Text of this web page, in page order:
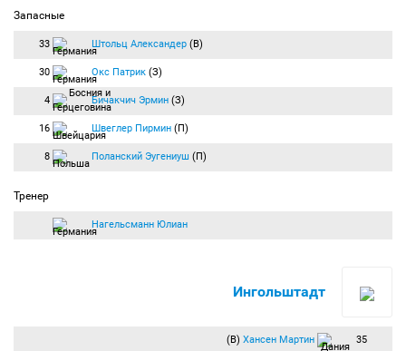
Запасные
33 Штольц Александер (В)
30 Окс Патрик (З)
4 Бичакчич Эрмин (З)
16 Швеглер Пирмин (П)
8 Поланский Эугениуш (П)
Тренер
Нагельсманн Юлиан
Ингольштадт
(В) Хансен Мартин 35